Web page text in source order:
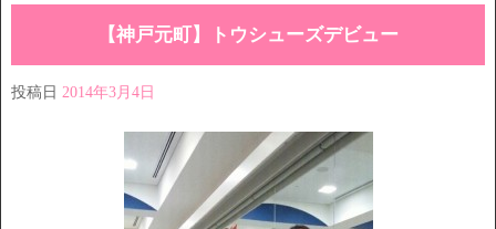
【神戸元町】トウシューズデビュー
投稿日 2014年3月4日